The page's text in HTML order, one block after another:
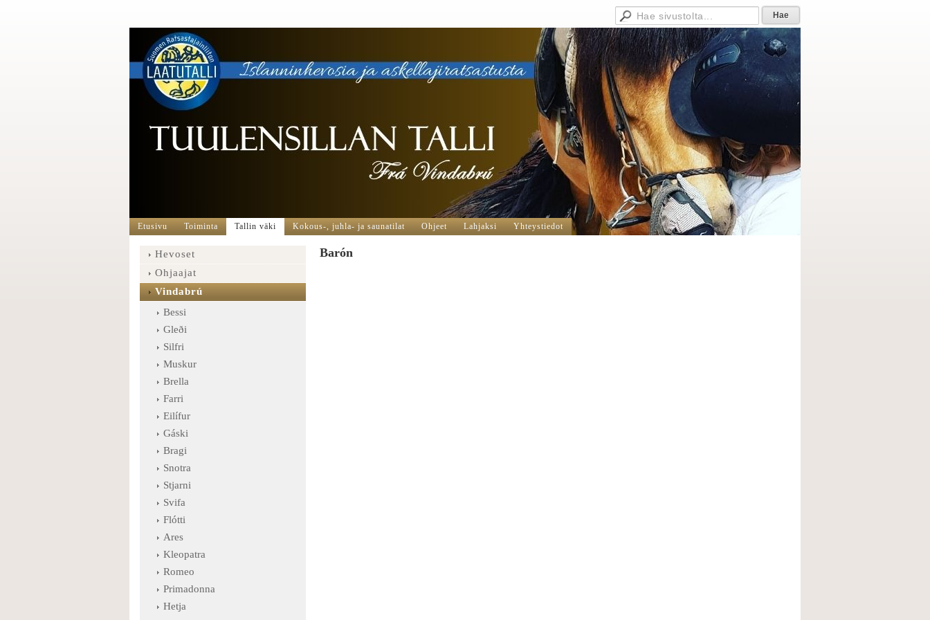
Etusivu Toiminta Tallin väki Kokous-, juhla- ja saunatilat Ohjeet Lahjaksi Yhteystiedot
Barón
Hevoset
Ohjaajat
Vindabrú
Bessi
Gleði
Silfri
Muskur
Brella
Farri
Eilífur
Gáski
Bragi
Snotra
Stjarni
Svifa
Flótti
Ares
Kleopatra
Romeo
Primadonna
Hetja